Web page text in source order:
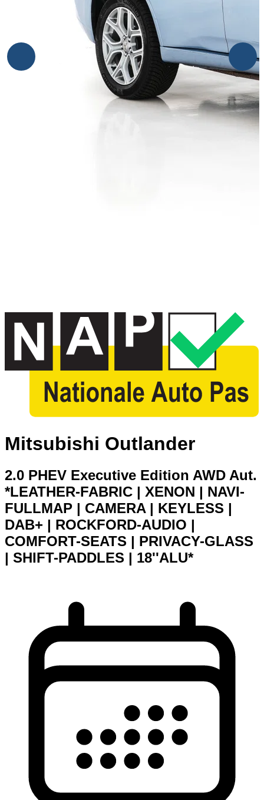
Mitsubishi Outlander
2.0 PHEV Executive Edition AWD Aut.
*LEATHER-FABRIC | XENON | NAVI-
FULLMAP | CAMERA | KEYLESS |
DAB+ | ROCKFORD-AUDIO |
COMFORT-SEATS | PRIVACY-GLASS
| SHIFT-PADDLES | 18''ALU*